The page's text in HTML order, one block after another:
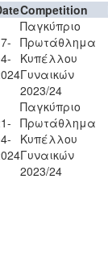
Competition
Παγκύπριο
Πρωτάθλημα
Κυπέλλου
Γυναικών
2023/24
Παγκύπριο
Πρωτάθλημα
Κυπέλλου
Γυναικών
2023/24